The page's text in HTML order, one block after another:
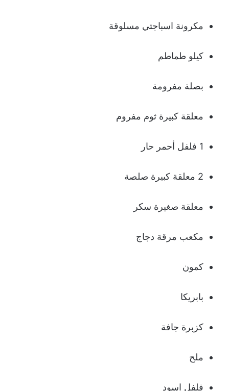
مكرونة اسباجتي مسلوقة
كيلو طماطم
بصلة مفرومة
معلقة كبيرة ثوم مفروم
1 فلفل أحمر حار
2 معلقة كبيرة صلصة
معلقة صغيرة سكر
مكعب مرقة دجاج
كمون
بابريكا
كزبرة جافة
ملح
فلفل اسود